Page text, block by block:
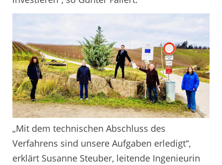
„Mit dem technischen Abschluss des
Verfahrens sind unsere Aufgaben erledigt“,
erklärt Susanne Steuber, leitende Ingenieurin